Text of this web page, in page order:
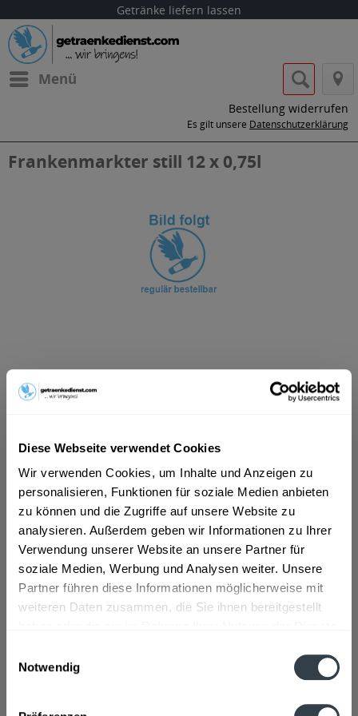
Diese Webseite verwendet Cookies
Wir verwenden Cookies, um Inhalte und Anzeigen zu
personalisieren, Funktionen für soziale Medien anbieten
zu können und die Zugriffe auf unsere Website zu
analysieren. Außerdem geben wir Informationen zu Ihrer
Verwendung unserer Website an unsere Partner für
soziale Medien, Werbung und Analysen weiter. Unsere
Partner führen diese Informationen möglicherweise mit
weiteren Daten zusammen, die Sie ihnen bereitgestellt
Notwendig
Getränke liefern lassen
Menü
Bestellung widerrufen
Es gilt unsere Datenschutzerklärung
Frankenmarkter still 12 x 0,75l
ab 8,42 € *
Vorrätig
MEHRWEG
+6,48 € Pfand
In den Warenkorb
Artikel-Nr.:
38225
Verfügbar in:
mehr